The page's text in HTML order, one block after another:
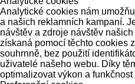
Analytické cookies nám
a našich reklamních kampaní.
návštěv a zdroje návštěv
získaná pomocí těchto cookies
souhrnně, bez použití
uživatelé našeho webu. Díky
optimalizovat výkon a